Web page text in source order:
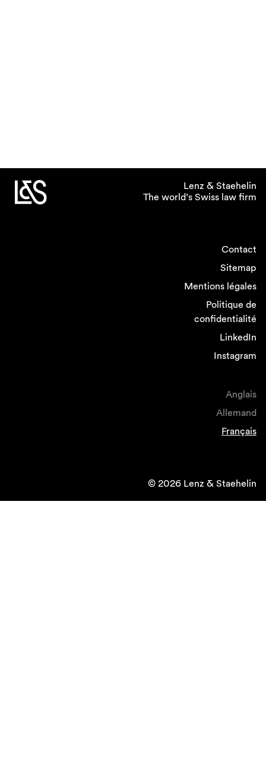
Lenz & Staehelin
The world’s Swiss law firm
Contact
Sitemap
Mentions légales
Politique de
confidentialité
LinkedIn
Instagram
Anglais
Allemand
Français
© 2026 Lenz & Staehelin